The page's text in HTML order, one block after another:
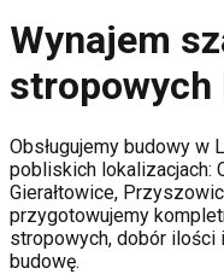
Wynajem
stropowych
Obsługujemy budowy w
pobliskich lokalizacjach:
Gierałtowice,
przygotowujemy
stropowych, dobór ilości
budowę.